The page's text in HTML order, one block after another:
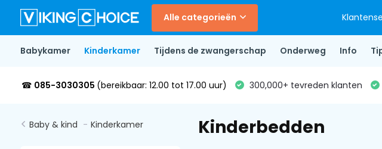
Alle categorieën
Babykamer Kinderkamer Tijdens de zwangerschap Onderweg Info
☎ 085-3030305 (bereikbaar: 12.00 tot 17.00 uur) 300,000+ tevreden klanten
Baby & kind - Kinderkamer Kinderbedden